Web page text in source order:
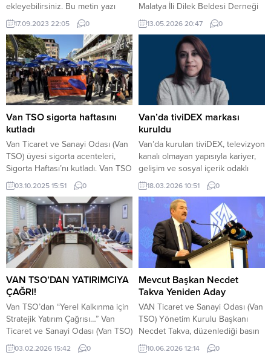
ekleyebilirsiniz. Bu metin yazı
düzenleme sayfasında “Özet”
bölümünden eklenebilir. Özet
eklenmişse başlık altında kalın
olarak bu şekilde gösterilir,
eklenmemişse bu alan boş kalır.
17.09.2023 22:05 0
Malatya İli Dilek Beldesi Derneği
Yardımlaşma ve Kültür Derneği
Başkanı Ali Karadoğan, Anadolu
Basın Birliği Malatya Şube
Başkanı Zeki Dağ ile birlikte AK
Parti Yeşilyurt İlçe Başkanı
Ramazan Yaylacı’yı makamında
ziyaret etti. Ziyarette Malatya’nın
geleceği, 6 Şubat depremleri
sonrası yürütülen çalışmalar ve
sivil toplum kuruluşlarının (STK)
rolü ele alındı. Başkan...
13.05.2026 20:47 0
Van TSO sigorta haftasını
kutladı
Van Ticaret ve Sanayi Odası (Van
TSO) üyesi sigorta acenteleri,
Sigorta Haftası’nı kutladı. Van TSO
üyesi sigorta acenteleri, Sigorta
Haftası’nı bu yıl “Sigorta
Acenteden Alınır” sloganıyla
kutladı. Sigortacılık sektörünün
önemini vurgulamak ve
vatandaşlarımızı bilinçlendirmek
amacıyla, Van TSO önünde bir
araya gelen sigorta acenteleri
anlamlı bir yürüyüş gerçekleştirdi.
Üzerinde “Sigorta Acenteden...
03.10.2025 15:51 0
Van’da tiviDEX markası
kuruldu
Van’da kurulan tiviDEX, televizyon
kanalı olmayan yapısıyla kariyer,
gelişim ve sosyal içerik odaklı
dijital yayın modelini hayata
geçirdi. tiviDEX kurucusu ve
yöneticisi Eyşan Yetkin
açıklamada bulundu. VAN – Dijital
medya alanında faaliyet
göstermek üzere kurulan
“tiviDEX”, yayın hayatına başladı.
Platformun televizyon kanalı
olmadığı, yayınların sosyal medya,
YouTube ve web sitesi...
18.03.2026 10:51 0
VAN TSO’DAN YATIRIMCIYA
ÇAĞRI!
Van TSO’dan “Yerel Kalkınma için
Stratejik Yatırım Çağrısı…” Van
Ticaret ve Sanayi Odası (Van TSO)
olarak, Sanayi ve Teknoloji
03.02.2026 15:42 0
Mevcut Başkan Necdet
Takva Yeniden Aday
VAN Ticaret ve Sanayi Odası (Van
TSO) Yönetim Kurulu Başkanı
Necdet Takva, düzenlediği basın
toplantısında oda seçimlerinde
10.06.2026 12:14 0